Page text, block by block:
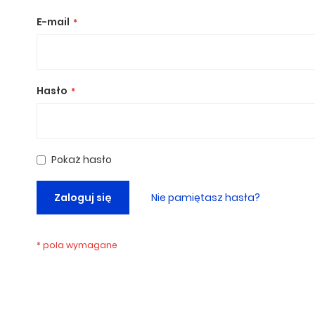
E-mail
Hasło
Pokaż hasło
Zaloguj się Nie pamiętasz hasła?